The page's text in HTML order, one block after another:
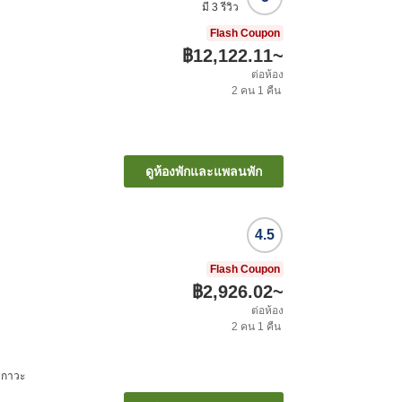
มี 3 รีวิว
Flash Coupon
฿12,122.11~
ต่อห้อง
2 คน 1 คืน
ดูห้องพักและแพลนพัก
าวะ
4.5
Flash Coupon
฿2,926.02~
ต่อห้อง
2 คน 1 คืน